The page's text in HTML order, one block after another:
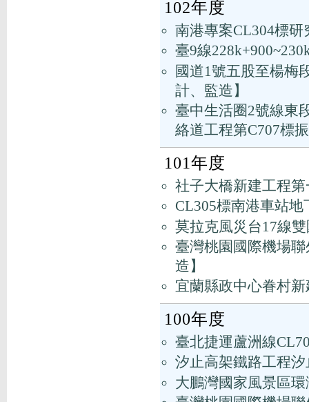
102年度
南港專案CL304標
臺9線
國道1號五股至楊梅
計、監造】
臺中生活圈2號線東
絡道工程第C707標
101年度
社子大橋新建工程
CL305標南港車站
莫拉克風災台17線
臺灣桃園國際機場
造】
宜蘭縣政中心眷村
100年度
臺北捷運蘆洲線
汐止高架鐵路工程
大鵬灣國家風景區